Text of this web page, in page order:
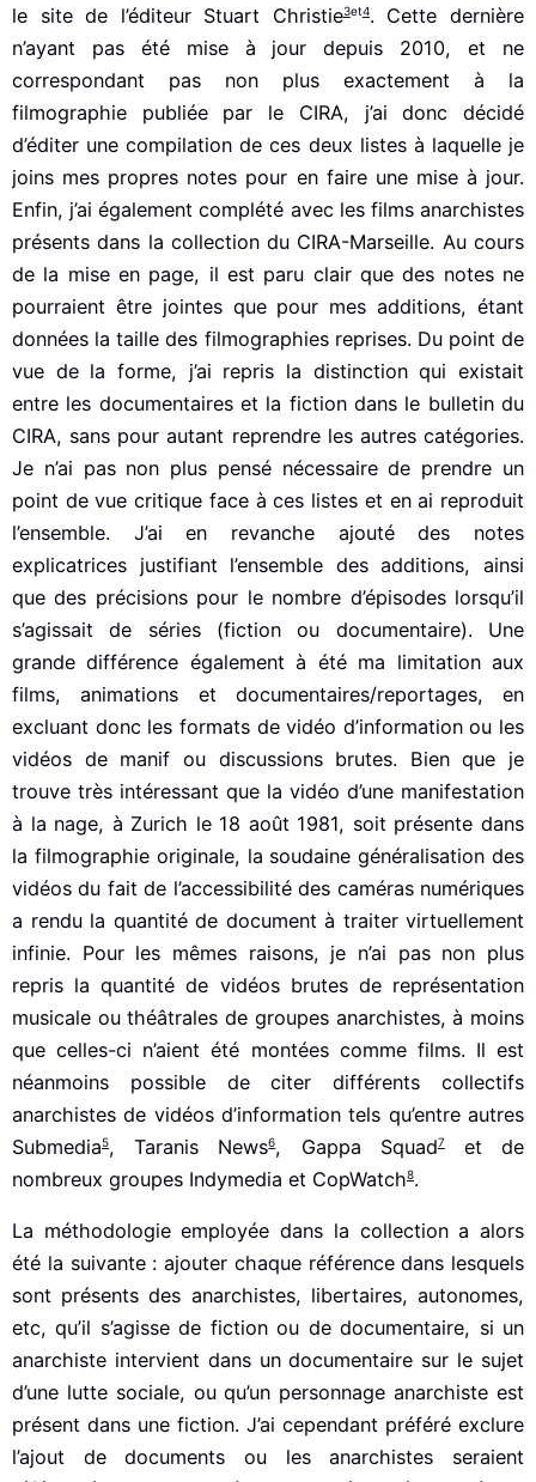
le site de l’éditeur Stuart Christie3et4. Cette dernière
n’ayant pas été mise à jour depuis 2010, et ne
correspondant pas non plus exactement à la
filmographie publiée par le CIRA, j’ai donc décidé
d’éditer une compilation de ces deux listes à laquelle je
joins mes propres notes pour en faire une mise à jour.
Enfin, j’ai également complété avec les films anarchistes
présents dans la collection du CIRA-Marseille. Au cours
de la mise en page, il est paru clair que des notes ne
pourraient être jointes que pour mes additions, étant
données la taille des filmographies reprises. Du point de
vue de la forme, j’ai repris la distinction qui existait
entre les documentaires et la fiction dans le bulletin du
CIRA, sans pour autant reprendre les autres catégories.
Je n’ai pas non plus pensé nécessaire de prendre un
point de vue critique face à ces listes et en ai reproduit
l’ensemble. J’ai en revanche ajouté des notes
explicatrices justifiant l’ensemble des additions, ainsi
que des précisions pour le nombre d’épisodes lorsqu’il
s’agissait de séries (fiction ou documentaire). Une
grande différence également à été ma limitation aux
films, animations et documentaires/reportages, en
excluant donc les formats de vidéo d’information ou les
vidéos de manif ou discussions brutes. Bien que je
trouve très intéressant que la vidéo d’une manifestation
à la nage, à Zurich le 18 août 1981, soit présente dans
la filmographie originale, la soudaine généralisation des
vidéos du fait de l’accessibilité des caméras numériques
a rendu la quantité de document à traiter virtuellement
infinie. Pour les mêmes raisons, je n’ai pas non plus
repris la quantité de vidéos brutes de représentation
musicale ou théâtrales de groupes anarchistes, à moins
que celles-ci n’aient été montées comme films. Il est
néanmoins possible de citer différents collectifs
anarchistes de vidéos d’information tels qu’entre autres
Submedia5, Taranis News6, Gappa Squad7et de
nombreux groupes Indymedia et CopWatch8.
La méthodologie employée dans la collection a alors
été la suivante : ajouter chaque référence dans lesquels
sont présents des anarchistes, libertaires, autonomes,
etc, qu’il s’agisse de fiction ou de documentaire, si un
anarchiste intervient dans un documentaire sur le sujet
d’une lutte sociale, ou qu’un personnage anarchiste est
présent dans une fiction. J’ai cependant préféré exclure
l’ajout de documents ou les anarchistes seraient